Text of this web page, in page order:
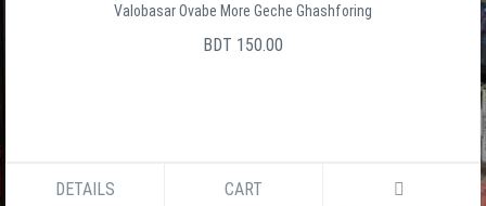
Valobasar Ovabe More Geche Ghashforing
BDT 150.00
DETAILS CART